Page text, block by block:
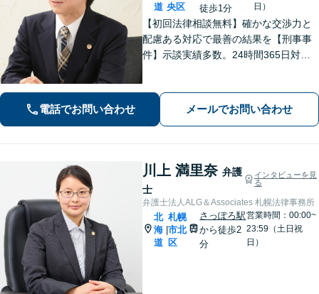
道 央区
徒歩1分
日）
【初回法律相談無料】確かな交渉力と
配慮ある対応で最善の結果を【刑事事
件】示談実績多数。24時間365日対応
経験あり。【バスセンター前駅3番出口
徒歩1分】
電話でお問い合わせ メールでお問い合わせ
川上 満里奈 弁護
士
インタビューを見
る
弁護士法人ALG＆Associates 札幌法律事務所
北
海
道
|
札幌
市北
区
さっぽろ駅
から徒歩2
分
営業時間：00:00~
23:59（土日祝
日）